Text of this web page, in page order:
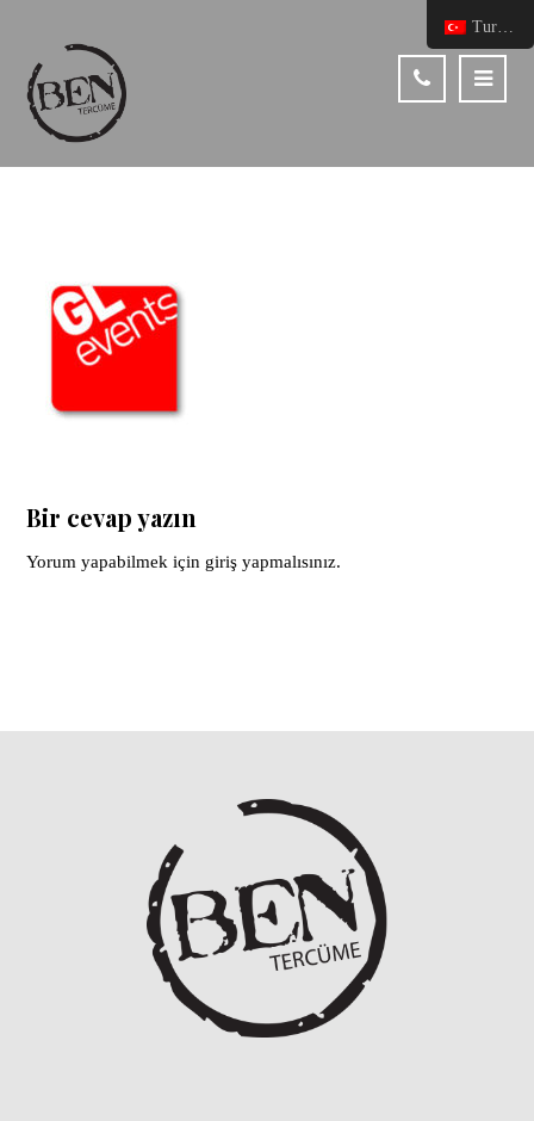
Bir cevap yazın
Yorum yapabilmek için giriş yapmalısınız.
Turkish